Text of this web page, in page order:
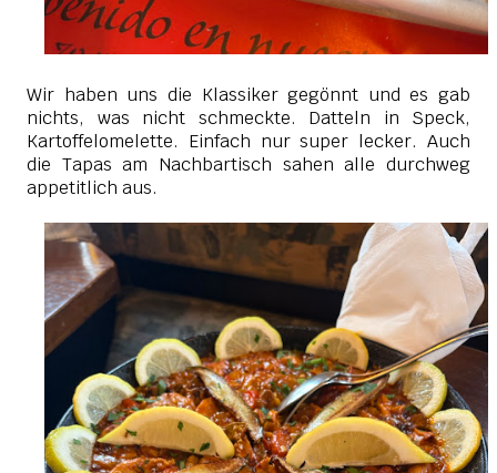
Wir haben uns die Klassiker gegönnt und es gab
nichts, was nicht schmeckte. Datteln in Speck,
Kartoffelomelette. Einfach nur super lecker. Auch
die Tapas am Nachbartisch sahen alle durchweg
appetitlich aus.